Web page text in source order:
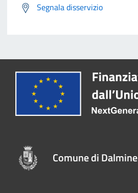
Segnala disservizio
Comune di Dalmine